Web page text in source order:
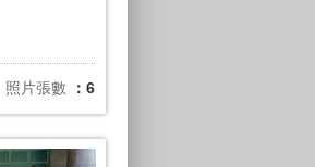
照片張數 ：6